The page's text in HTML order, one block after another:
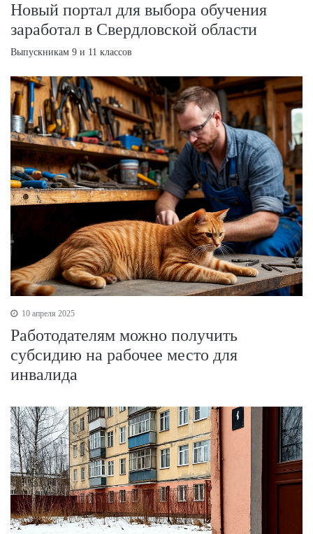
Новый портал для выбора обучения
заработал в Свердловской области
Выпускникам 9 и 11 классов
10 апреля 2025
Работодателям можно получить
субсидию на рабочее место для
инвалида